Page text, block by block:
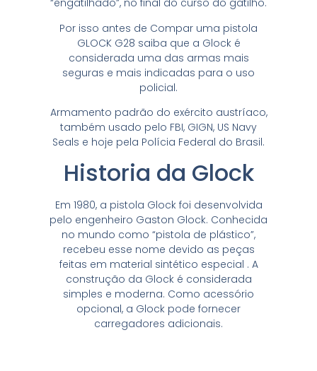
“engatilhado”, no final do curso do gatilho.
Por isso antes de Compar uma pistola
GLOCK G28 saiba que a Glock é
considerada uma das armas mais
seguras e mais indicadas para o uso
policial.
Armamento padrão do exército austríaco,
também usado pelo FBI, GIGN, US Navy
Seals e hoje pela Polícia Federal do Brasil.
Historia da Glock
Em 1980, a pistola Glock foi desenvolvida
pelo engenheiro Gaston Glock. Conhecida
no mundo como “pistola de plástico”,
recebeu esse nome devido as peças
feitas em material sintético especial . A
construção da Glock é considerada
simples e moderna. Como acessório
opcional, a Glock pode fornecer
carregadores adicionais.